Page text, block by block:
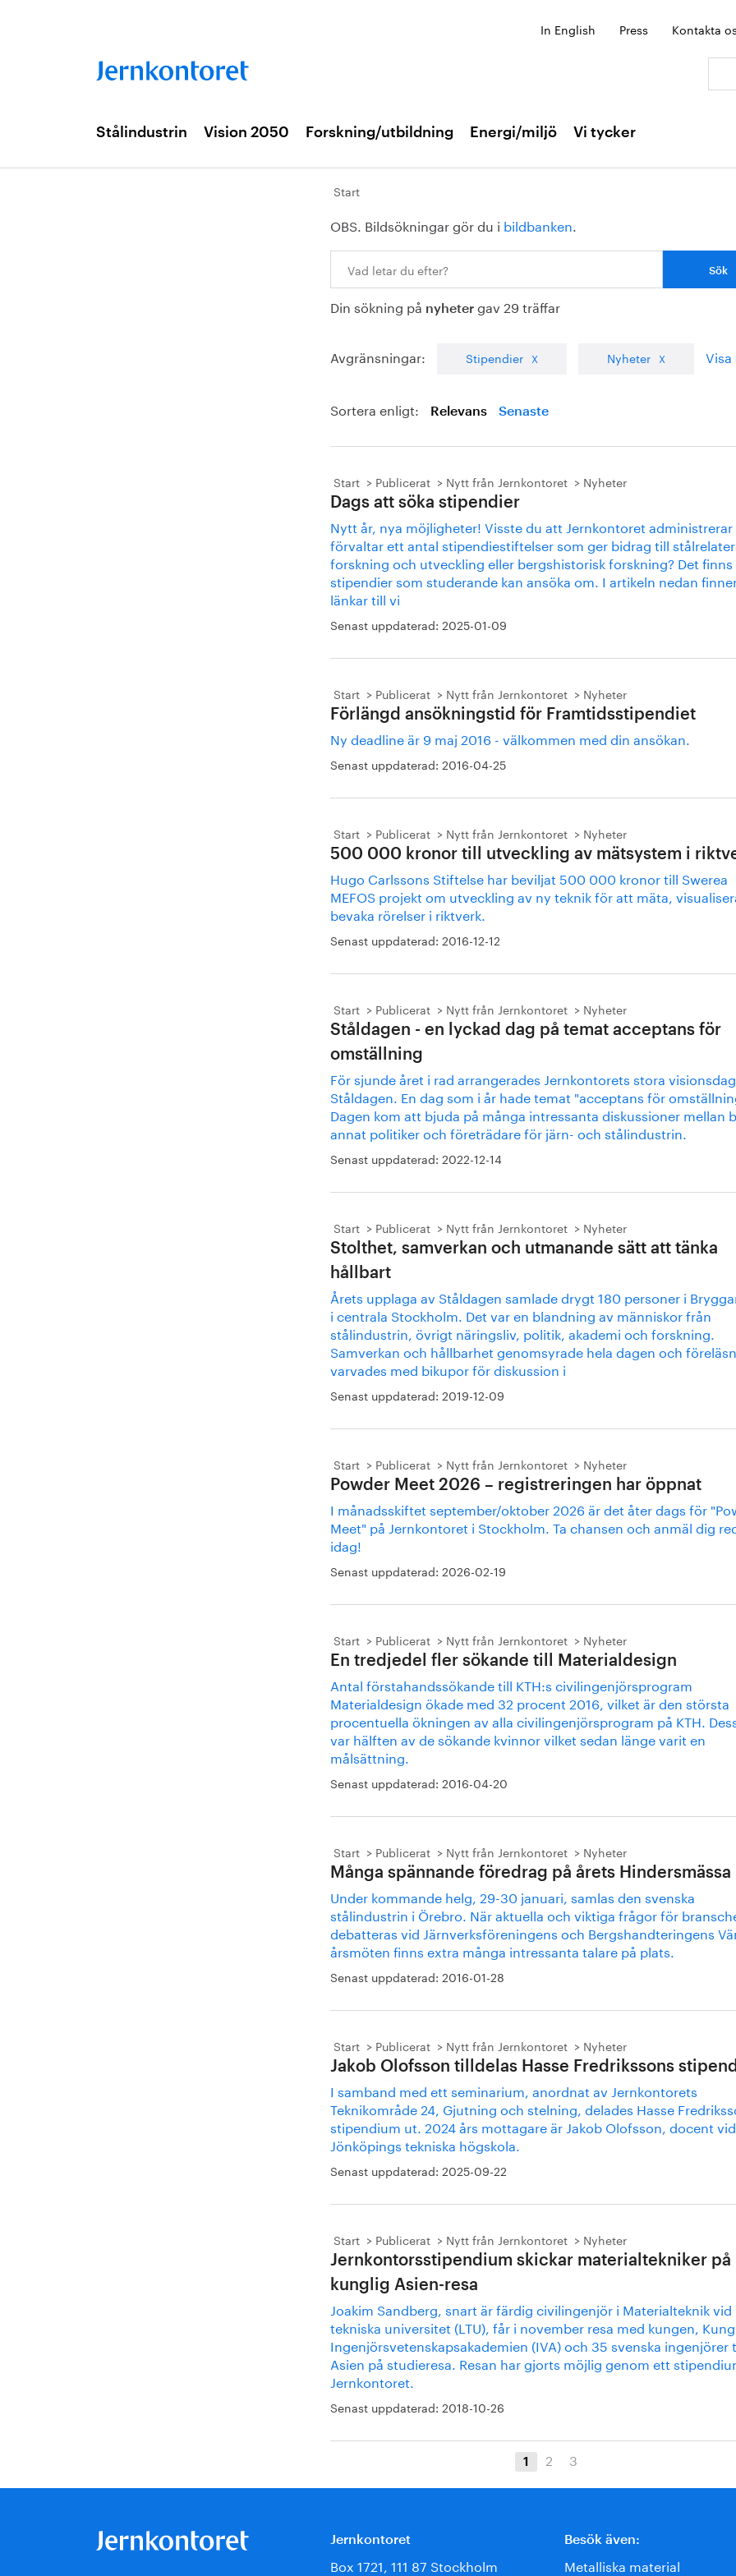
In English Press Kontakta
Stålindustrin Vision 2050 Forskning/utbildning Energi/miljö Vi tycker
Start
OBS. Bildsökningar gör du i bildbanken.
Din sökning på nyheter gav 29 träffar
Avgränsningar: Stipendier Nyheter Visa
Sortera enligt: Relevans Senaste
Start Publicerat Nytt från Jernkontoret Nyheter
Dags att söka stipendier
Nytt år, nya möjligheter! Visste du att Jernkontoret
förvaltar ett antal stipendiestiftelser som ger bidrag till
forskning och utveckling eller bergshistorisk forskning? Det finns
stipendier som studerande kan ansöka om. I artikeln nedan
länkar till vi
Senast uppdaterad: 2025-01-09
Start Publicerat Nytt från Jernkontoret Nyheter
Förlängd ansökningstid för Framtidsstipendiet
Ny deadline är 9 maj 2016 - välkommen med din ansökan.
Senast uppdaterad: 2016-04-25
Start Publicerat Nytt från Jernkontoret Nyheter
500 000 kronor till utveckling av mätsystem i
Hugo Carlssons Stiftelse har beviljat 500 000 kronor till Swerea
MEFOS projekt om utveckling av ny teknik för att mäta,
bevaka rörelser i riktverk.
Senast uppdaterad: 2016-12-12
Start Publicerat Nytt från Jernkontoret Nyheter
Ståldagen - en lyckad dag på temat acceptans för
omställning
För sjunde året i rad arrangerades Jernkontorets stora visionsdag
Ståldagen. En dag som i år hade temat "acceptans för
Dagen kom att bjuda på många intressanta diskussioner mellan
annat politiker och företrädare för järn- och stålindustrin.
Senast uppdaterad: 2022-12-14
Start Publicerat Nytt från Jernkontoret Nyheter
Stolthet, samverkan och utmanande sätt att tänka
hållbart
Årets upplaga av Ståldagen samlade drygt 180 personer i
i centrala Stockholm. Det var en blandning av människor från
stålindustrin, övrigt näringsliv, politik, akademi och forskning.
Samverkan och hållbarhet genomsyrade hela dagen och
varvades med bikupor för diskussion i
Senast uppdaterad: 2019-12-09
Start Publicerat Nytt från Jernkontoret Nyheter
Powder Meet 2026 – registreringen har öppnat
I månadsskiftet september/oktober 2026 är det åter dags för
Meet" på Jernkontoret i Stockholm. Ta chansen och anmäl dig
idag!
Senast uppdaterad: 2026-02-19
Start Publicerat Nytt från Jernkontoret Nyheter
En tredjedel fler sökande till Materialdesign
Antal förstahandssökande till KTH:s civilingenjörsprogram
Materialdesign ökade med 32 procent 2016, vilket är den största
procentuella ökningen av alla civilingenjörsprogram på KTH.
var hälften av de sökande kvinnor vilket sedan länge varit en
målsättning.
Senast uppdaterad: 2016-04-20
Start Publicerat Nytt från Jernkontoret Nyheter
Många spännande föredrag på årets Hindersmässa
Under kommande helg, 29-30 januari, samlas den svenska
stålindustrin i Örebro. När aktuella och viktiga frågor för
debatteras vid Järnverksföreningens och Bergshandteringens
årsmöten finns extra många intressanta talare på plats.
Senast uppdaterad: 2016-01-28
Start Publicerat Nytt från Jernkontoret Nyheter
Jakob Olofsson tilldelas Hasse Fredrikssons
I samband med ett seminarium, anordnat av Jernkontorets
Teknikområde 24, Gjutning och stelning, delades Hasse
stipendium ut. 2024 års mottagare är Jakob Olofsson, docent vid
Jönköpings tekniska högskola.
Senast uppdaterad: 2025-09-22
Start Publicerat Nytt från Jernkontoret Nyheter
Jernkontorsstipendium skickar materialtekniker på
kunglig Asien-resa
Joakim Sandberg, snart är färdig civilingenjör i Materialteknik vid
tekniska universitet (LTU), får i november resa med kungen,
Ingenjörsvetenskapsakademien (IVA) och 35 svenska ingenjörer
Asien på studieresa. Resan har gjorts möjlig genom ett
Jernkontoret.
Senast uppdaterad: 2018-10-26
1 2 3
Jernkontoret
Box 1721, 111 87 Stockholm
Besök även:
Metalliska material